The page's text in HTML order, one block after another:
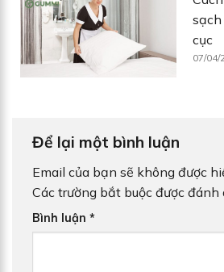
cục
07/04/
Để lại một bình luận
Email của bạn sẽ không được
Các trường bắt buộc được đánh
Bình luận *